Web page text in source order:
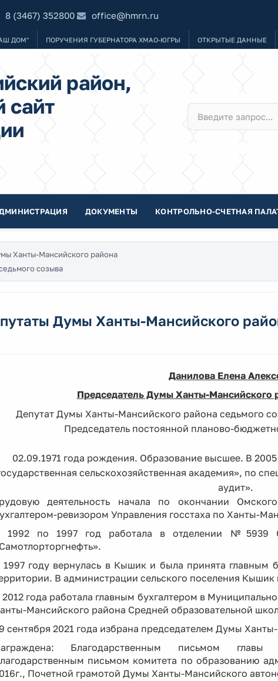
8 (3467) 352800 office@hmrn.ru
ДОМ" ПОРУЧЕНИЯ ГУБЕРНАТОРА ХМАО-ЮГРЫ ОТКРЫТЫЕ ДАННЫЕ
район,
сайт
ДОКУМЕНТЫ КОНТРОЛЬНО-СЧЕТНАЯ
Ханты-Мансийского района
созыва
Думы Ханты-Мансийского
Данилова Елена
Председатель Думы Ханты-Мансийского
Депутат Думы Ханты-Мансийского района седьмого
Председатель постоянной планово-
02.09.1971 года рождения. Образование высшее. В
сельскохозяйственная академия», по
аудит».
деятельность начала по окончании
ревизором Управления госстаха по Ханты-
1992 по 1997 год работала в отделении №5939
1997 году вернулась в Кышик и была принята главным
В администрации сельского поселения Кышик
2012 года работала главным бухгалтером в
Мансийского района Средней образовательной
сентября 2021 года избрана председателем Думы
Благодарственным письмом главы
письмом комитета по образованию
Почетной грамотой Думы Ханты-Мансийского